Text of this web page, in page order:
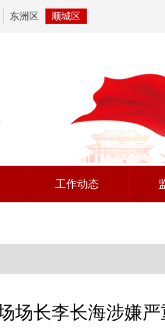
东洲区 顺城区
工作动态
场长李长海涉嫌